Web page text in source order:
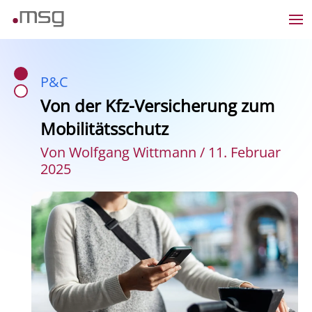
P&C
Von der Kfz-Versicherung zum
Mobilitätsschutz
Von Wolfgang Wittmann / 11. Februar
2025